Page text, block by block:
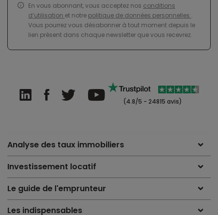
En vous abonnant, vous acceptez nos conditions
d’utilisation et notre politique de données personnelles .
Vous pourrez vous désabonner à tout moment depuis le
lien présent dans chaque newsletter que vous recevrez.
(4.8/5 - 24815 avis)
Analyse des taux immobiliers
Investissement locatif
Le guide de l'emprunteur
Les indispensables